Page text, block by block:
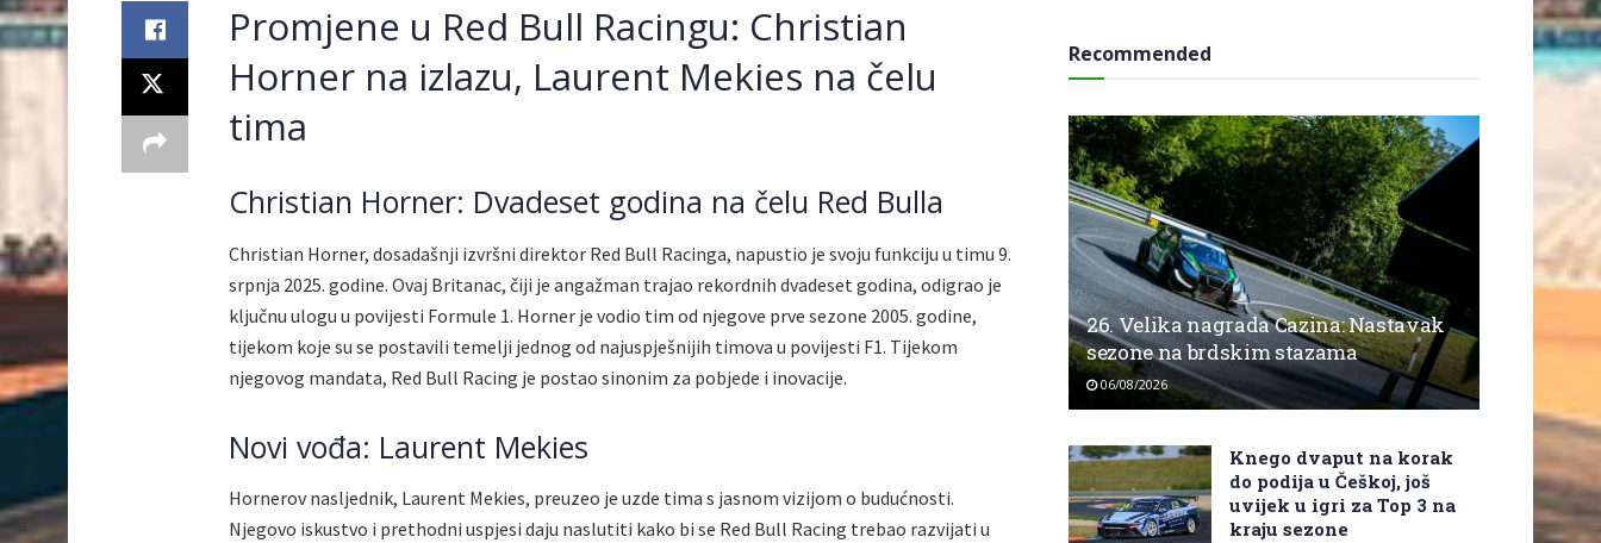
Promjene u Red Bull Racingu: Christian
Horner na izlazu, Laurent Mekies na čelu
tima
Christian Horner: Dvadeset godina na čelu Red Bulla
Christian Horner, dosadašnji izvršni direktor Red Bull Racinga, napustio je svoju funkciju u timu 9.
srpnja 2025. godine. Ovaj Britanac, čiji je angažman trajao rekordnih dvadeset godina, odigrao je
ključnu ulogu u povijesti Formule 1. Horner je vodio tim od njegove prve sezone 2005. godine,
tijekom koje su se postavili temelji jednog od najuspješnijih timova u povijesti F1. Tijekom
njegovog mandata, Red Bull Racing je postao sinonim za pobjede i inovacije.
Novi vođa: Laurent Mekies
Hornerov nasljednik, Laurent Mekies, preuzeo je uzde tima s jasnom vizijom o budućnosti.
Njegovo iskustvo i prethodni uspjesi daju naslutiti kako bi se Red Bull Racing trebao razvijati u
Recommended
26. Velika nagrada Cazina: Nastavak
sezone na brdskim stazama
06/08/2026
Knego dvaput na korak
do podija u Češkoj, još
uvijek u igri za Top 3 na
kraju sezone